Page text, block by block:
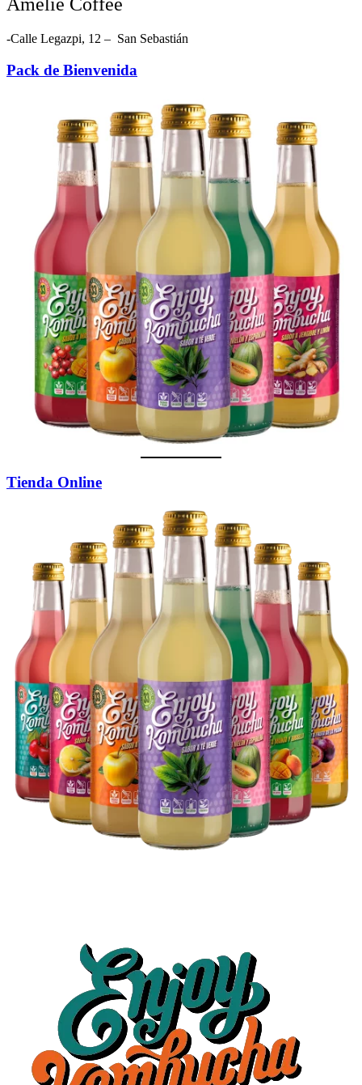
-Calle Legazpi, 12 – San Sebastián
Pack de Bienvenida
Tienda Online